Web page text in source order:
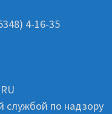
4-16-35
службой по надзору